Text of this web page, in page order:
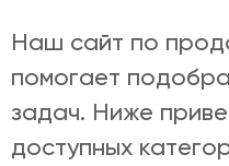
Наш сайт по
помогает
задач. Ниже
доступных